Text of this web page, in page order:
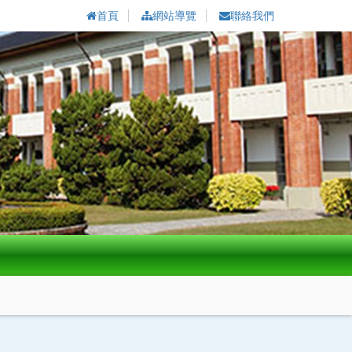
首頁 網站導覽 聯絡我們